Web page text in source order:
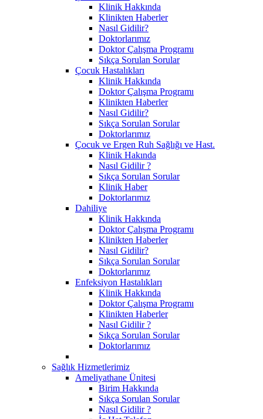
Klinik Hakkında
Klinikten Haberler
Nasıl Gidilir?
Doktorlarımız
Doktor Çalışma Programı
Sıkça Sorulan Sorular
Çocuk Hastalıkları
Klinik Hakkında
Doktor Çalışma Programı
Klinikten Haberler
Nasıl Gidilir?
Sıkça Sorulan Sorular
Doktorlarımız
Çocuk ve Ergen Ruh Sağlığı ve Hast.
Klinik Hakında
Nasıl Gidilir ?
Sıkça Sorulan Sorular
Klinik Haber
Doktorlarımız
Dahiliye
Klinik Hakkında
Doktor Çalışma Programı
Klinikten Haberler
Nasıl Gidilir?
Sıkça Sorulan Sorular
Doktorlarımız
Enfeksiyon Hastalıkları
Klinik Hakkında
Doktor Çalışma Programı
Klinikten Haberler
Nasıl Gidilir ?
Sıkça Sorulan Sorular
Doktorlarımız
Sağlık Hizmetlerimiz
Ameliyathane Ünitesi
Birim Hakkında
Sıkça Sorulan Sorular
Nasıl Gidilir ?